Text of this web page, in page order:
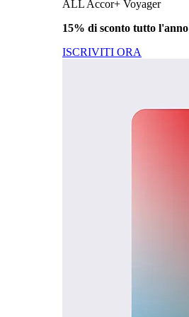
ALL Accor+ Voyager
15% di sconto tutto l'anno
ISCRIVITI ORA